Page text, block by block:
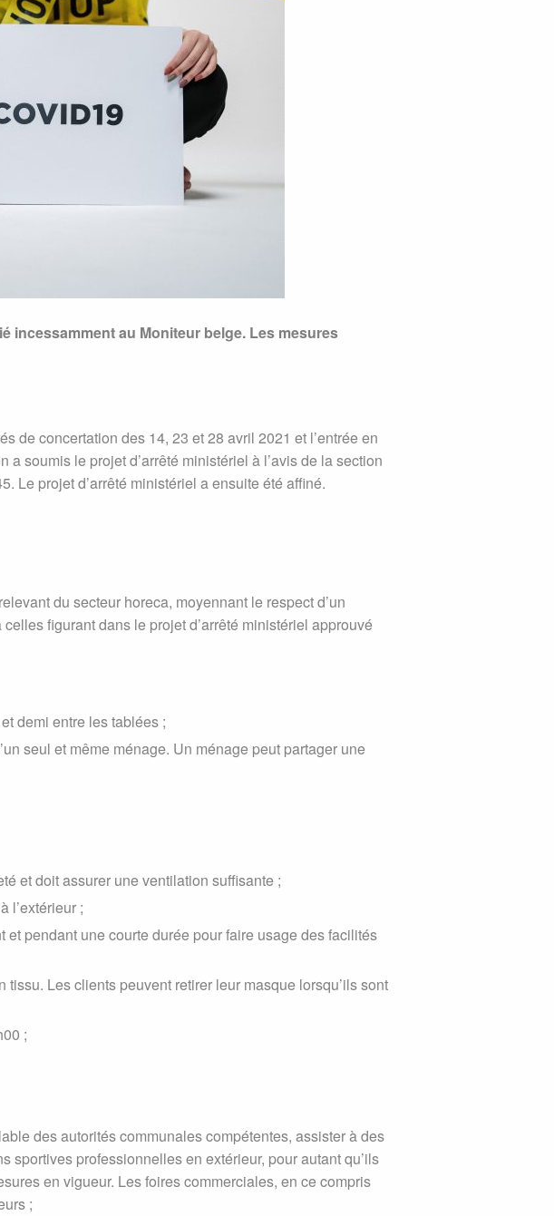
incessamment au Moniteur belge. Les mesures
de concertation des 14, 23 et 28 avril 2021 et l’entrée en
soumis le projet d’arrêté ministériel à l’avis de la section
Le projet d’arrêté ministériel a ensuite été affiné.
du secteur horeca, moyennant le respect d’un
figurant dans le projet d’arrêté ministériel approuvé
demi entre les tablées ;
seul et même ménage. Un ménage peut partager une
et doit assurer une ventilation suffisante ;
l’extérieur ;
pendant une courte durée pour faire usage des facilités
Les clients peuvent retirer leur masque lorsqu’ils sont
;
des autorités communales compétentes, assister à des
sportives professionnelles en extérieur, pour autant qu’ils
en vigueur. Les foires commerciales, en ce compris
;